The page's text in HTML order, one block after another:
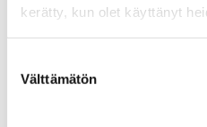
kerätty, kun olet käyttänyt
valinta
Välttämätön
KRISTIINA